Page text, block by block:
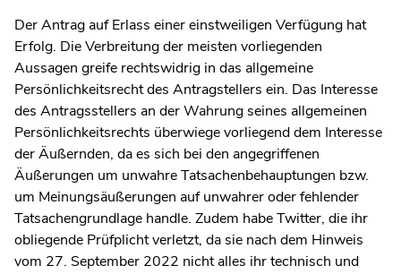
Der Antrag auf Erlass einer einstweiligen Verfügung hat
Erfolg. Die Verbreitung der meisten vorliegenden
Aussagen greife rechtswidrig in das allgemeine
Persönlichkeitsrecht des Antragstellers ein. Das Interesse
des Antragsstellers an der Wahrung seines allgemeinen
Persönlichkeitsrechts überwiege vorliegend dem Interesse
der Äußernden, da es sich bei den angegriffenen
Äußerungen um unwahre Tatsachenbehauptungen bzw.
um Meinungsäußerungen auf unwahrer oder fehlender
Tatsachengrundlage handle. Zudem habe Twitter, die ihr
obliegende Prüfplicht verletzt, da sie nach dem Hinweis
vom 27. September 2022 nicht alles ihr technisch und